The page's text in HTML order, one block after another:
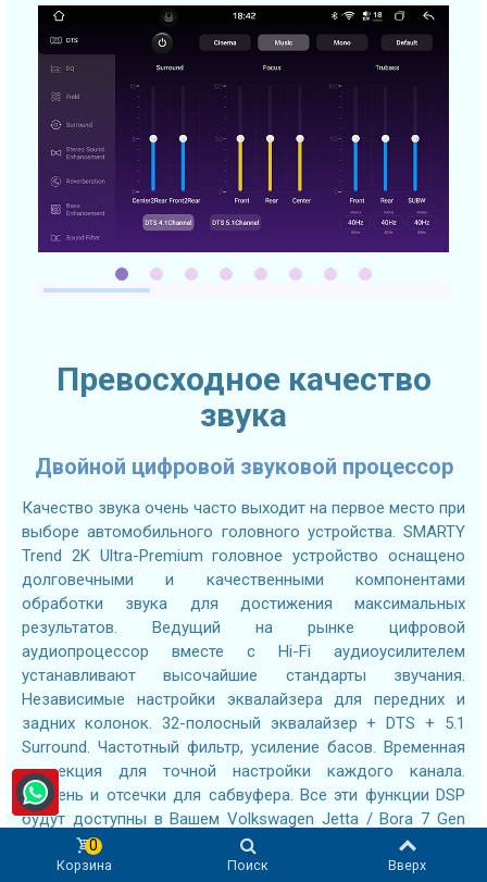
Превосходное качество
звука
Двойной цифровой звуковой процессор
Качество звука очень часто выходит на первое место при
выборе автомобильного головного устройства. SMARTY
Trend 2K Ultra-Premium головное устройство оснащено
долговечными и качественными компонентами
обработки звука для достижения максимальных
результатов. Ведущий на рынке цифровой
аудиопроцессор вместе с Hi-Fi аудиоусилителем
устанавливают высочайшие стандарты звучания.
Независимые настройки эквалайзера для передних и
задних колонок. 32-полосный эквалайзер + DTS + 5.1
Surround. Частотный фильтр, усиление басов. Временная
коррекция для точной настройки каждого канала.
Уровень и отсечки для сабвуфера. Все эти функции DSP
будут доступны в Вашем Volkswagen Jetta / Bora 7 Gen
(2018+), что поможет Вам настроить звук по своему
вкусу.Корзина
0
Поиск Вверх